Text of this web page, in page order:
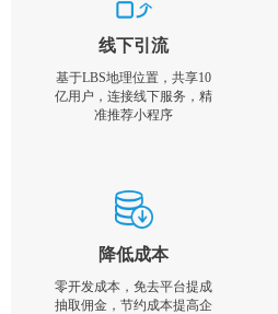
线下引流
基于LBS地理位置，共享10
亿用户，连接线下服务，精
准推荐小程序
降低成本
零开发成本，免去平台提成
抽取佣金，节约成本提高企